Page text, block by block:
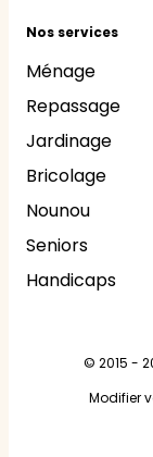
Nos services
Ménage
Repassage
Jardinage
Bricolage
Nounou
Seniors
Handicaps
© 2015 -
Modifier